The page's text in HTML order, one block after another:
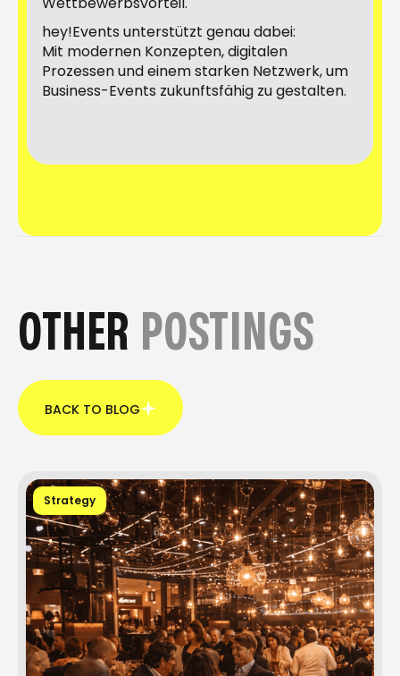
hey!Events unterstützt genau dabei:
Mit modernen Konzepten, digitalen
Prozessen und einem starken Netzwerk, um
Business-Events zukunftsfähig zu gestalten.
OTHER POSTINGS
BACK TO BLOG
Strategy